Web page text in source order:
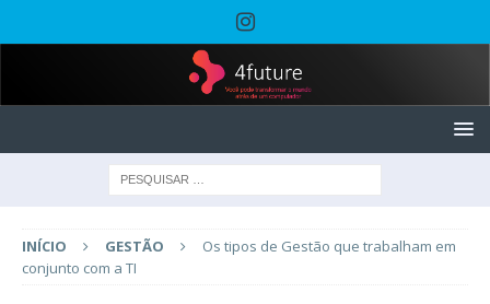
INÍCIO GESTÃO
Os tipos de Gestão que trabalham em
conjunto com a TI